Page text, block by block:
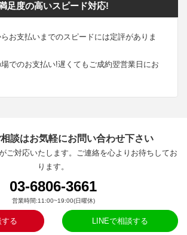
足度の高いスピード対応!
お支払いまでのスピードには定評がありま
でのお支払い!遅くてもご成約翌営業日にお
談はお気軽にお問い合わせ下さい
ご対応いたします。ご連絡を心よりお待ちしてお
ります。
03-6806-3661
営業時間:11:00~19:00(日曜休)
する LINEで相談する